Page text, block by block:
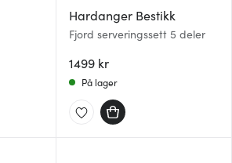
Hardanger Bestikk
Fjord serveringssett 5 deler
1499 kr
På lager